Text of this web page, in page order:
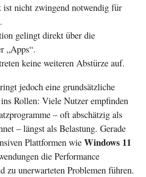
ist nicht zwingend notwendig für
gelingt direkt über die
„Apps“.
keine weiteren Abstürze auf.
jedoch eine grundsätzliche
Rollen: Viele Nutzer empfinden
– oft abschätzig als
– längst als Belastung. Gerade
Plattformen wie Windows 11
die Performance
zu unerwarteten Problemen führen.